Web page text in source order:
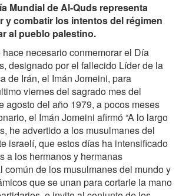
Mundial de Al-Quds representa
y combatir los intentos del régimen
al pueblo palestino.
hace necesario conmemorar el Día
designado por el fallecido Líder de la
de Irán, el Imán Jomeini, para
viernes del sagrado mes del
agosto del año 1979, a pocos meses
el Imán Jomeini afirmó “A lo largo
he advertido a los musulmanes del
israelí, que estos días ha intensificado
a los hermanos y hermanas
de los musulmanes del mundo y
que se unan para cortarle la mano